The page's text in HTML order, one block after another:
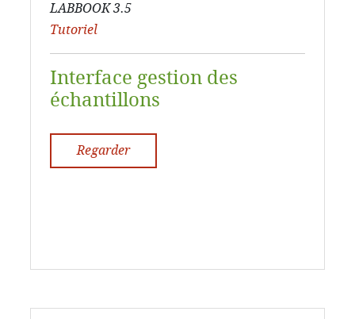
LABBOOK 3.5
Tutoriel
Interface gestion des
échantillons
Regarder